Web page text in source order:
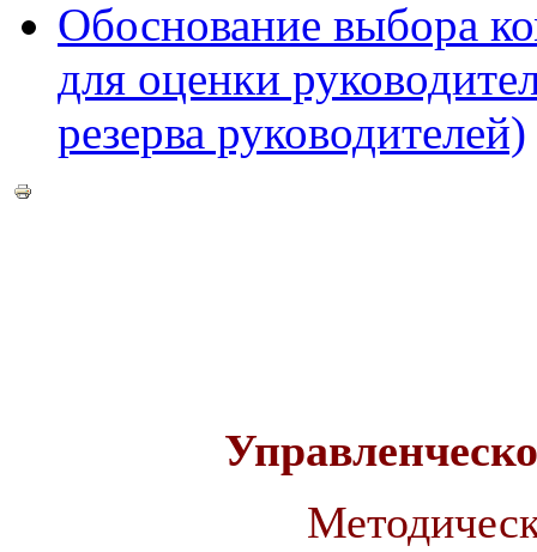
Обоснование выбора
для оценки
резерва руководителей)